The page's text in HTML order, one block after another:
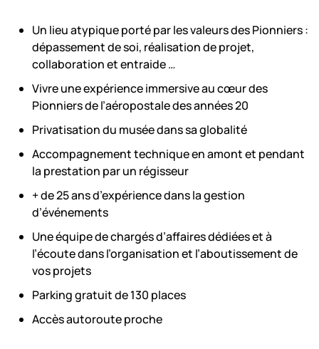
Un lieu atypique porté par les valeurs des Pionniers :
dépassement de soi, réalisation de projet,
collaboration et entraide …
Vivre une expérience immersive au cœur des
Pionniers de l’aéropostale des années 20
Privatisation du musée dans sa globalité
Accompagnement technique en amont et pendant
la prestation par un régisseur
+ de 25 ans d’expérience dans la gestion
d’événements
Une équipe de chargés d’affaires dédiées et à
l’écoute dans l’organisation et l’aboutissement de
vos projets
Parking gratuit de 130 places
Accès autoroute proche